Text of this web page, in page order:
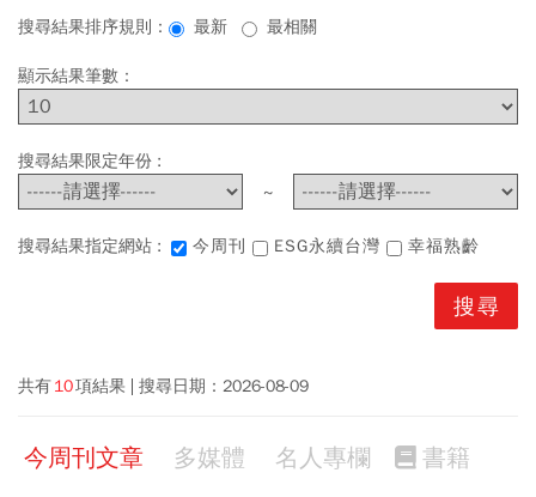
搜尋結果排序規則： 最新 最相關
顯示結果筆數：
搜尋結果限定年份 :
~
搜尋結果指定網站 : 今周刊 ESG永續台灣 幸福熟齡
共有10項結果 搜尋日期： 2026-08-09
今周刊文章 多媒體 名人專欄 書籍